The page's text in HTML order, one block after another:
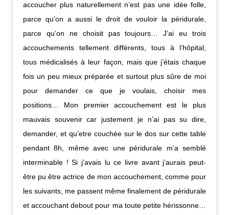
accoucher plus naturellement n’est pas une idée folle,
parce qu’on a aussi le droit de vouloir la péridurale,
parce qu’on ne choisit pas toujours… J’ai eu trois
accouchements tellement différents, tous à l’hôpital,
tous médicalisés à leur façon, mais que j’étais chaque
fois un peu mieux préparée et surtout plus sûre de moi
pour demander ce que je voulais, choisir mes
positions… Mon premier accouchement est le plus
mauvais souvenir car justement je n’ai pas su dire,
demander, et qu’etre couchée sur le dos sur cette table
pendant 8h, même avec une péridurale m’a semblé
interminable ! Si j’avais lu ce livre avant j’aurais peut-
être pu être actrice de mon accouchement, comme pour
les suivants, me passent même finalement de péridurale
et accouchant debout pour ma toute petite hérissonne…